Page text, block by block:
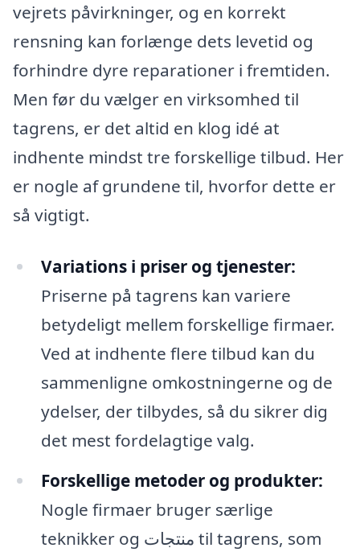
vejrets påvirkninger, og en korrekt
rensning kan forlænge dets levetid og
forhindre dyre reparationer i fremtiden.
Men før du vælger en virksomhed til
tagrens, er det altid en klog idé at
indhente mindst tre forskellige tilbud. Her
er nogle af grundene til, hvorfor dette er
så vigtigt.
Variations i priser og tjenester:
Priserne på tagrens kan variere
betydeligt mellem forskellige firmaer.
Ved at indhente flere tilbud kan du
sammenligne omkostningerne og de
ydelser, der tilbydes, så du sikrer dig
det mest fordelagtige valg.
Forskellige metoder og produkter:
Nogle firmaer bruger særlige
teknikker og منتجات til tagrens, som